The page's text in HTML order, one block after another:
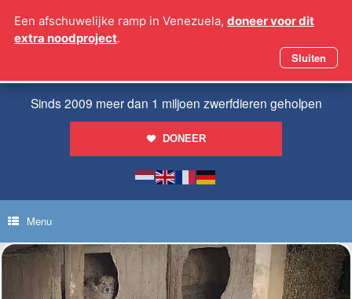
naar
Sinds 2009 meer dan 1 miljoen zwerfdieren geholpen
DONEER
Menu
Een afschuwelijke ramp in Venezuela, doneer voor dit
extra noodproject.
Sluiten